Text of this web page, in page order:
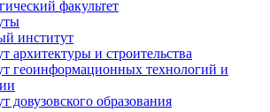
факультет
институт
архитектуры и строительства
геоинформационных технологий и
довузовского образования